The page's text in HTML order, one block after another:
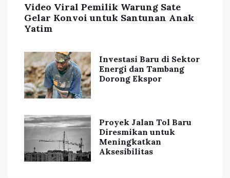
Video Viral Pemilik Warung Sate
Gelar Konvoi untuk Santunan Anak
Yatim
Investasi Baru di Sektor
Energi dan Tambang
Dorong Ekspor
Proyek Jalan Tol Baru
Diresmikan untuk
Meningkatkan
Aksesibilitas